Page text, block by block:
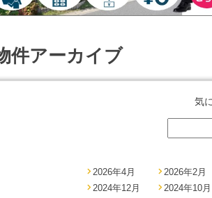
件アーカイブ
気
2026年4月 2026年2月
2024年12月
2024年10月